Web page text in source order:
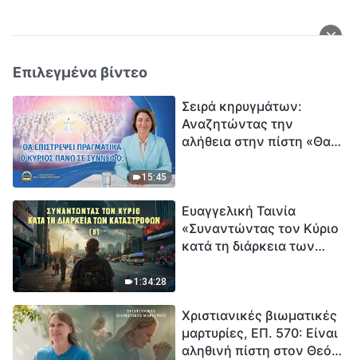
Επιλεγμένα βίντεο
15:45
Σειρά κηρυγμάτων:
Αναζητώντας την
αλήθεια στην πίστη «Θα
1:34:28
Ευαγγελική Ταινία
«Συναντώντας τον Κύριο
κατά τη διάρκεια των
εξαφάνισης». Οι
καταστροφές χτυπούν.
Ξεκινά η αντίστροφη
Χριστιανικές βιωματικές
μαρτυρίες, ΕΠ. 570: Είναι
αληθινή πίστη στον Θεό